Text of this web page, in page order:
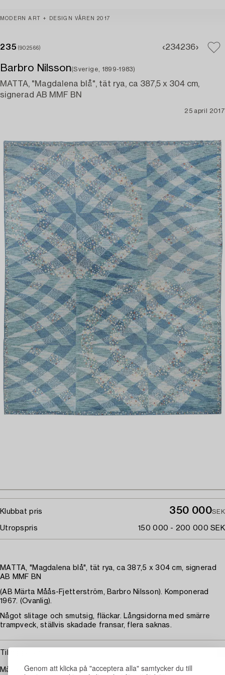
Genom att klicka på "acceptera alla" samtycker du till
MODERN ART + DESIGN VÅREN 2017
235 (902566) 234236
Barbro Nilsson(Sverige, 1899-1983)
MATTA, "Magdalena blå", tät rya, ca 387,5 x 304 cm,
signerad AB MMF BN
25 april 2017
Klubbat pris 350 000SEK
Utropspris 150 000 - 200 000 SEK
MATTA, "Magdalena blå", tät rya, ca 387,5 x 304 cm, signerad
AB MMF BN
(AB Märta Måås-Fjetterström, Barbro Nilsson). Komponerad
1967. (Ovanlig).
Något slitage och smutsig, fläckar. Långsidorna med smärre
trampveck, ställvis skadade fransar, flera saknas.
Tilläggslista
Måtten är ca 387,5 x 304 cm.